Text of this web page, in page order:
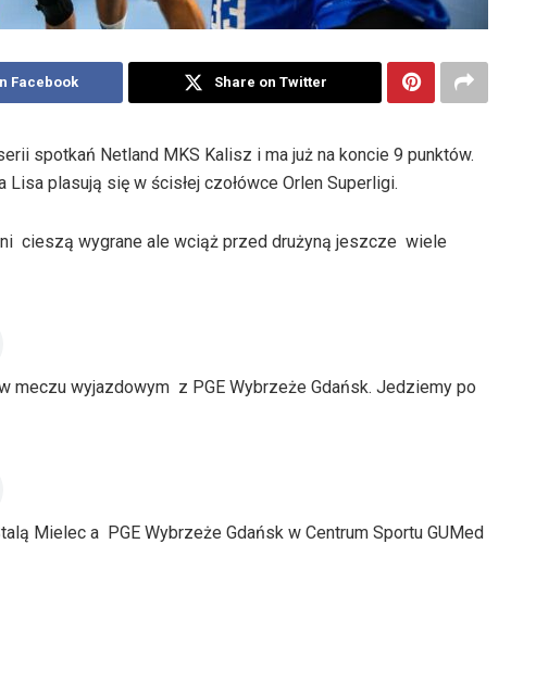
Facebook Share on Twitter
spotkań Netland MKS Kalisz i ma już na koncie 9 punktów.
plasują się w ścisłej czołówce Orlen Superligi.
cieszą wygrane ale wciąż przed drużyną jeszcze wiele
meczu wyjazdowym z PGE Wybrzeże Gdańsk. Jedziemy po
Mielec a PGE Wybrzeże Gdańsk w Centrum Sportu GUMed